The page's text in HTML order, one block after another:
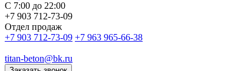
С 7:00 до 22:00
+7 903 712-73-09
Отдел продаж
+7 903 712-73-09 +7 963 965-66-38
titan-beton@bk.ru